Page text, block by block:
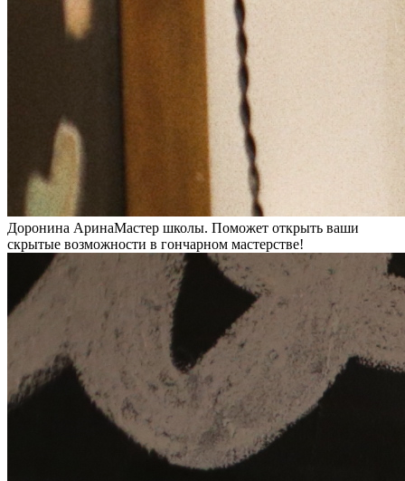
Доронина АринаМастер школы. Поможет открыть ваши
скрытые возможности в гончарном мастерстве!